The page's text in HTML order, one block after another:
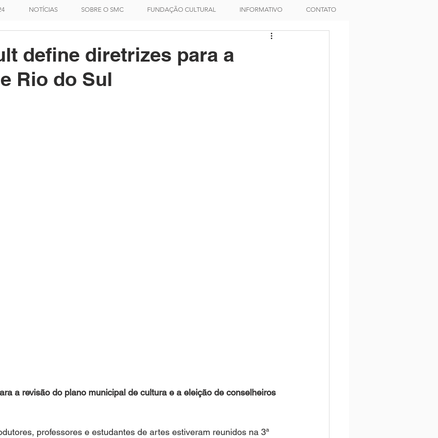
NOTÍCIAS SOBRE O SMC FUNDAÇÃO CULTURAL INFORMATIVO CONTATO
define diretrizes para a
Rio do Sul
a revisão do plano municipal de cultura e a eleição de conselheiros
professores e estudantes de artes estiveram reunidos na 3ª